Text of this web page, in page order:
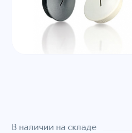
В наличии на складе